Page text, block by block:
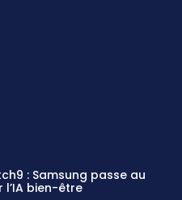
: Samsung passe au
l’IA bien-être